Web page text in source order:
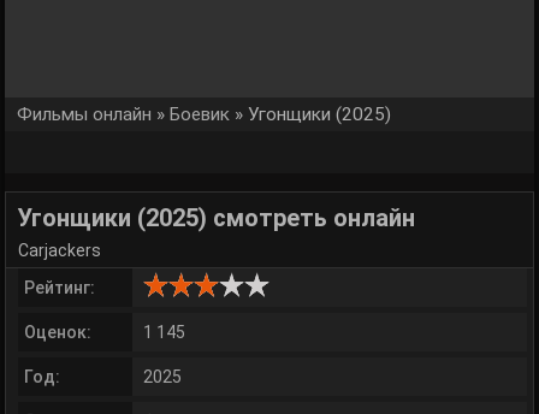
Фильмы онлайн »Боевик » Угонщики (2025)
Угонщики (2025) смотреть онлайн
Carjackers
Рейтинг:
Оценок: 1 145
Год: 2025